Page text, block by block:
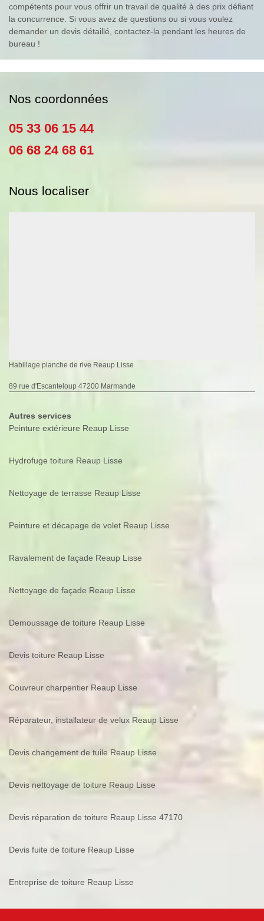
compétents pour vous offrir un travail de qualité à des prix défiant
la concurrence. Si vous avez de questions ou si vous voulez
demander un devis détaillé, contactez-la pendant les heures de
bureau !
Nos coordonnées
05 33 06 15 44
06 68 24 68 61
Nous localiser
Habillage planche de rive Reaup Lisse
89 rue d'Escanteloup 47200 Marmande
Autres services
Peinture extérieure Reaup Lisse
Hydrofuge toiture Reaup Lisse
Nettoyage de terrasse Reaup Lisse
Peinture et décapage de volet Reaup Lisse
Ravalement de façade Reaup Lisse
Nettoyage de façade Reaup Lisse
Demoussage de toiture Reaup Lisse
Devis toiture Reaup Lisse
Couvreur charpentier Reaup Lisse
Réparateur, installateur de velux Reaup Lisse
Devis changement de tuile Reaup Lisse
Devis nettoyage de toiture Reaup Lisse
Devis réparation de toiture Reaup Lisse 47170
Devis fuite de toiture Reaup Lisse
Entreprise de toiture Reaup Lisse